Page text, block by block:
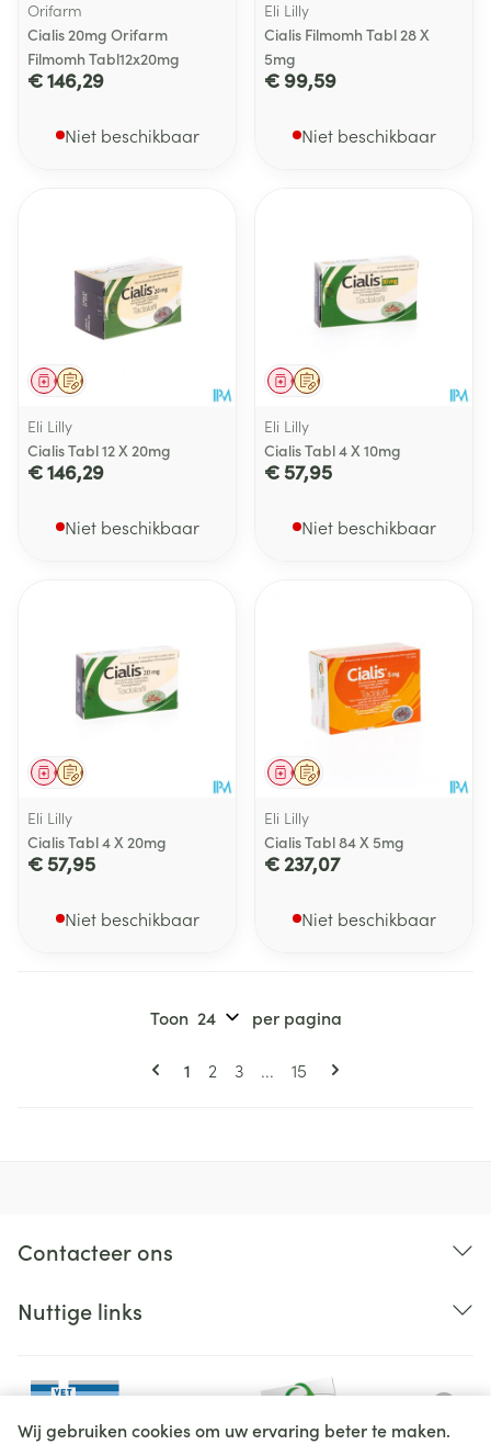
Wij gebruiken cookies om uw ervaring beter te maken.
Orifarm
Cialis 20mg Orifarm
Filmomh Tabl12x20mg
€ 146,29
Niet beschikbaar
Eli Lilly
Cialis Filmomh Tabl 28 X
5mg
€ 99,59
Niet beschikbaar
Op voorschrift
Geneesmiddel
Eli Lilly
Cialis Tabl 12 X 20mg
€ 146,29
Niet beschikbaar
Op voorschrift
Geneesmiddel
Eli Lilly
Cialis Tabl 4 X 10mg
€ 57,95
Niet beschikbaar
Op voorschrift
Geneesmiddel
Eli Lilly
Cialis Tabl 4 X 20mg
€ 57,95
Niet beschikbaar
Op voorschrift
Geneesmiddel
Eli Lilly
Cialis Tabl 84 X 5mg
€ 237,07
Niet beschikbaar
Pagina's
U lees momenteel pagina
1 Pagina
2 Pagina
3 ... Pagina
15
Toon per pagina
Contacteer ons
Nuttige links